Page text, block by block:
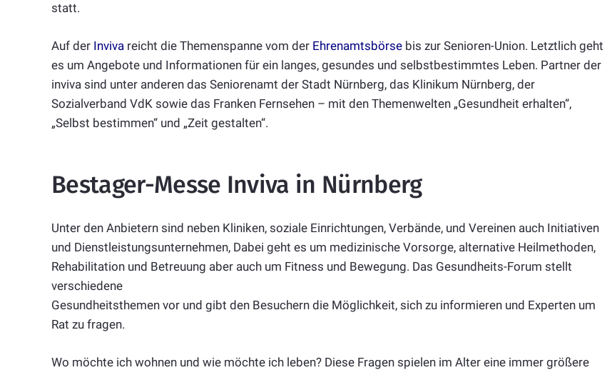
statt.
Auf der Inviva reicht die Themenspanne vom der Ehrenamtsbörse bis zur Senioren-Union. Letztlich geht
es um Angebote und Informationen für ein langes, gesundes und selbstbestimmtes Leben. Partner der
inviva sind unter anderen das Seniorenamt der Stadt Nürnberg, das Klinikum Nürnberg, der
Sozialverband VdK sowie das Franken Fernsehen – mit den Themenwelten „Gesundheit erhalten“,
„Selbst bestimmen“ und „Zeit gestalten“.
Bestager-Messe Inviva in Nürnberg
Unter den Anbietern sind neben Kliniken, soziale Einrichtungen, Verbände, und Vereinen auch Initiativen
und Dienstleistungsunternehmen, Dabei geht es um medizinische Vorsorge, alternative Heilmethoden,
Rehabilitation und Betreuung aber auch um Fitness und Bewegung. Das Gesundheits-Forum stellt
verschiedene
Gesundheitsthemen vor und gibt den Besuchern die Möglichkeit, sich zu informieren und Experten um
Rat zu fragen.
Wo möchte ich wohnen und wie möchte ich leben? Diese Fragen spielen im Alter eine immer größere